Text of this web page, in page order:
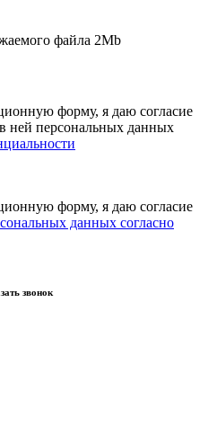
файла 2Mb
форму, я даю согласие
ней персональных данных
форму, я даю согласие
данных согласно
звонок